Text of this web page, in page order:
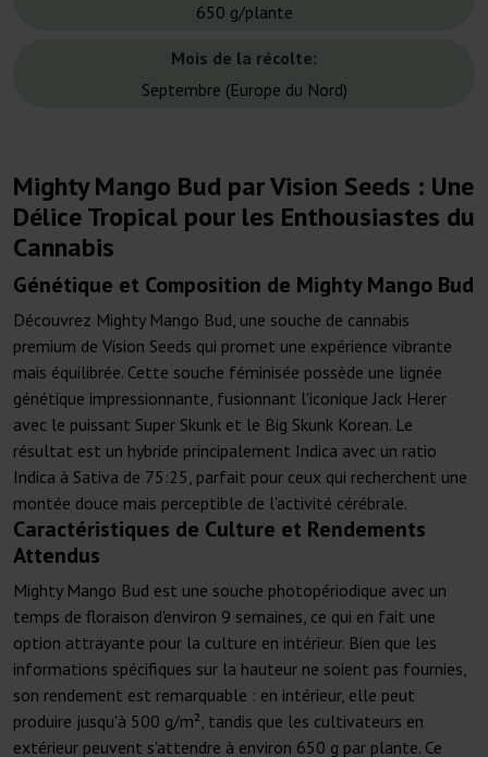
650 g/plante
Mois de la récolte:
Septembre (Europe du Nord)
Mighty Mango Bud par Vision Seeds : Une
Délice Tropical pour les Enthousiastes du
Cannabis
Génétique et Composition de Mighty Mango Bud
Découvrez Mighty Mango Bud, une souche de cannabis
premium de Vision Seeds qui promet une expérience vibrante
mais équilibrée. Cette souche féminisée possède une lignée
génétique impressionnante, fusionnant l'iconique Jack Herer
avec le puissant Super Skunk et le Big Skunk Korean. Le
résultat est un hybride principalement Indica avec un ratio
Indica à Sativa de 75:25, parfait pour ceux qui recherchent une
montée douce mais perceptible de l'activité cérébrale.
Caractéristiques de Culture et Rendements
Attendus
Mighty Mango Bud est une souche photopériodique avec un
temps de floraison d'environ 9 semaines, ce qui en fait une
option attrayante pour la culture en intérieur. Bien que les
informations spécifiques sur la hauteur ne soient pas fournies,
son rendement est remarquable : en intérieur, elle peut
produire jusqu'à 500 g/m², tandis que les cultivateurs en
extérieur peuvent s'attendre à environ 650 g par plante. Ce